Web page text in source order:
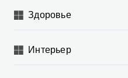
Здоровье
Интерьер